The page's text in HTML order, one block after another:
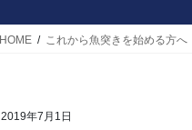
HOME これから魚突きを始める方へ
2019年7月1日